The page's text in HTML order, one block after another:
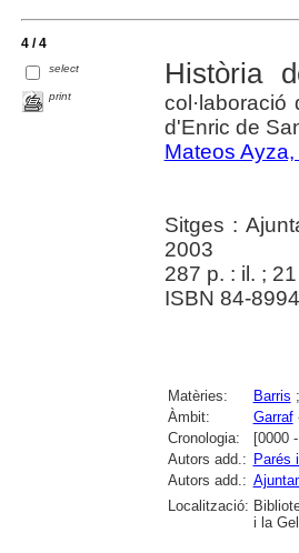
4 / 4
select
print
Història
d'Enric de
Mateos Ayza,
Sitges :
2003
287 p. : il. ;
ISBN 84-
Matèries: Barris ;
Àmbit:
Garraf
Cronologia:
[0000
Autors add.: Parés
Autors add.:
Localització:
i la